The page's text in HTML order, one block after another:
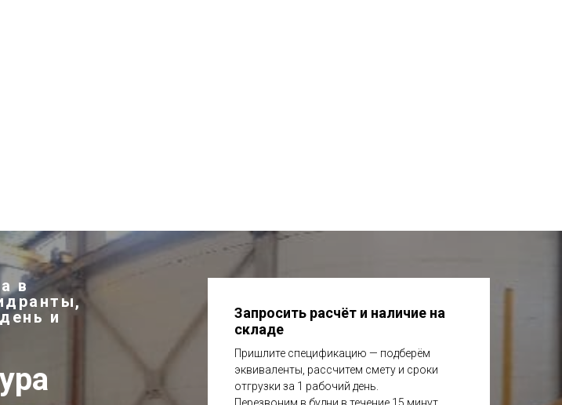
в
и
Запросить расчёт и наличие на
складе
Пришлите спецификацию — подберём
эквиваленты, рассчитем смету и сроки
отгрузки за 1 рабочий день.